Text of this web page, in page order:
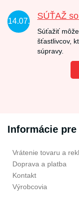
14.07.
SÚŤAŽ
Súťažiť
šťastlivcov,
súpravy.
Informácie
Vrátenie tovaru a
Doprava a platba
Kontakt
Výrobcovia